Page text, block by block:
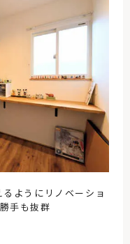
ようにリノベーショ
手も抜群